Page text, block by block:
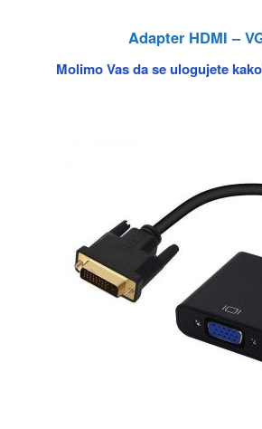
Adapter HDMI –
Molimo Vas da se ulogujete